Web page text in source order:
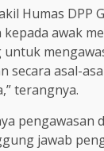
Humas DPP
awak
secara asal-
terangnya.
jawab